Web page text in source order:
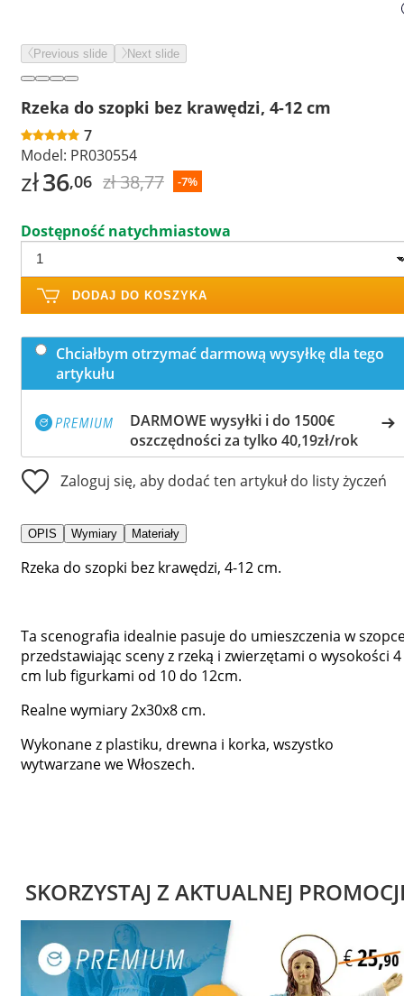
Previous slide Next slide
Rzeka do szopki bez krawędzi, 4-12 cm
7
Model: PR030554
zł36,06 zł 38,77 -7%
Dostępność natychmiastowa
DODAJ DO KOSZYKA
Chciałbym otrzymać darmową wysyłkę dla tego
artykułu
DARMOWE wysyłki i do 1500€
oszczędności za tylko 40,19zł/rok
Zaloguj się, aby dodać ten artykuł do listy życzeń
OPIS Wymiary Materiały
Rzeka do szopki bez krawędzi, 4-12 cm.
Ta scenografia idealnie pasuje do umieszczenia w
przedstawiając sceny z rzeką i zwierzętami o wysokości 4
cm lub figurkami od 10 do 12cm.
Realne wymiary 2x30x8 cm.
Wykonane z plastiku, drewna i korka, wszystko
wytwarzane we Włoszech.
SKORZYSTAJ Z AKTUALNEJ